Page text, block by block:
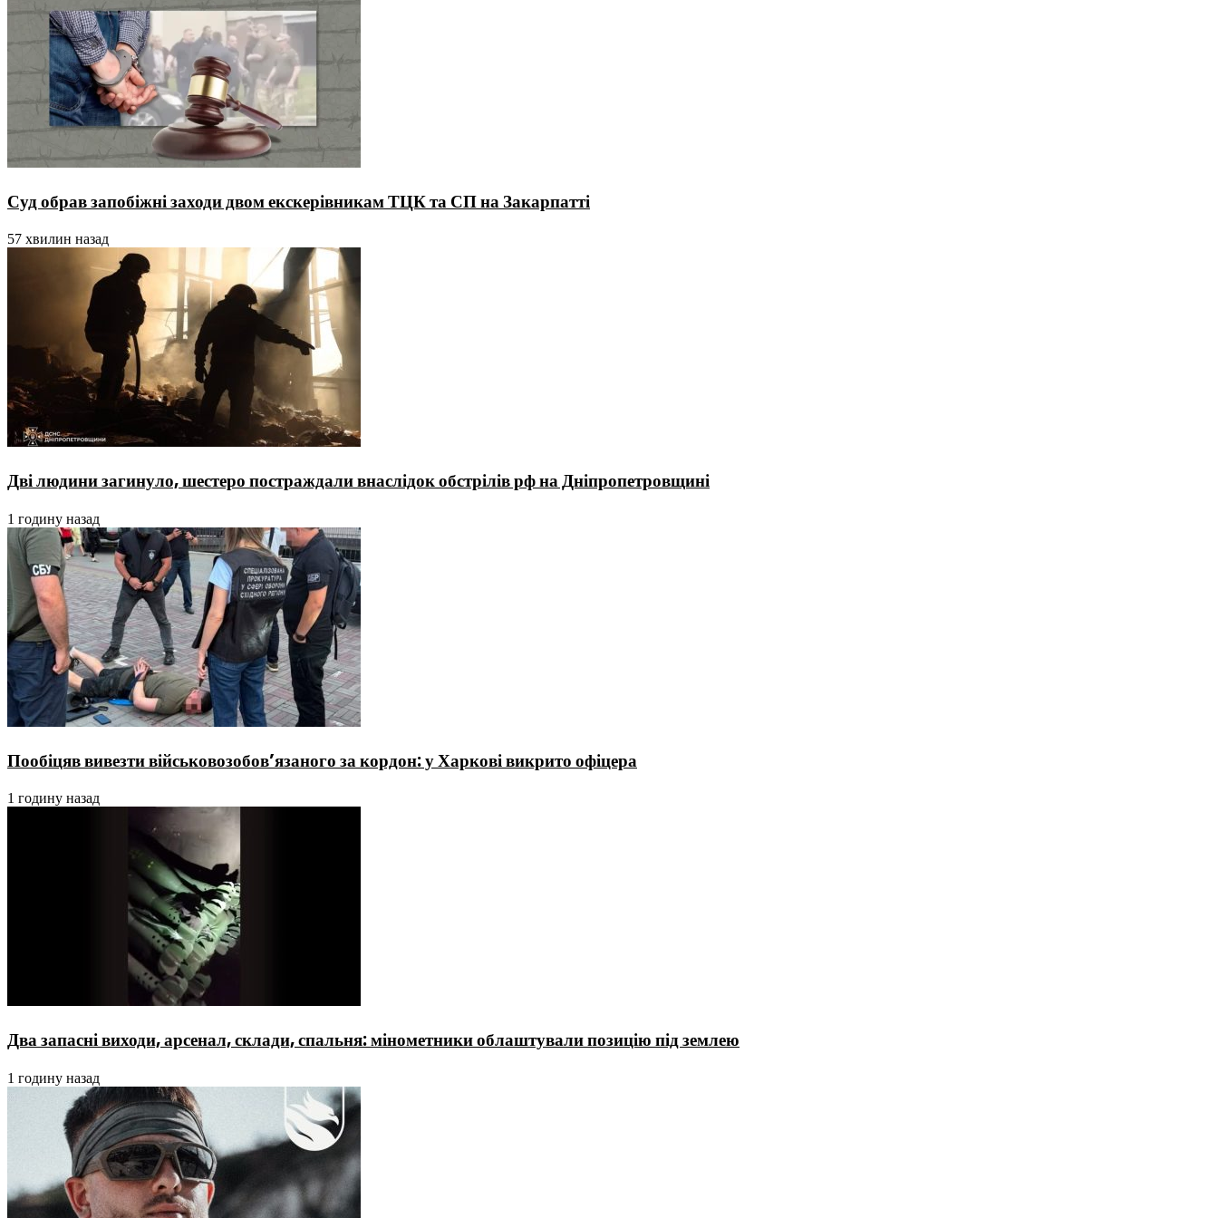
Суд обрав запобіжні заходи двом екскерівникам ТЦК та СП на Закарпатті
57 хвилин назад
Дві людини загинуло, шестеро постраждали внаслідок обстрілів рф на Дніпропетровщині
1 годину назад
Пообіцяв вивезти військовозобов’язаного за кордон: у Харкові викрито офіцера
1 годину назад
Два запасні виходи, арсенал, склади, спальня: мінометники облаштували позицію під землею
1 годину назад